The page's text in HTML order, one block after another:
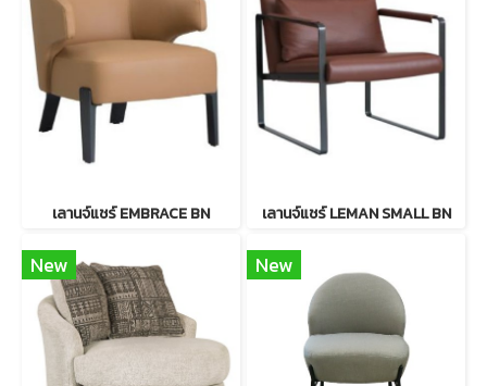
เลานจ์แชร์ EMBRACE BN เลานจ์แชร์ LEMAN SMALL BN
New New